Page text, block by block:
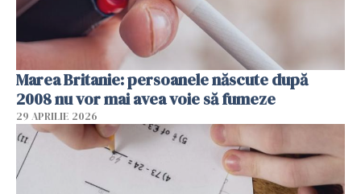
Marea Britanie: persoanele născute după
2008 nu vor mai avea voie să fumeze
29 APRILIE 2026